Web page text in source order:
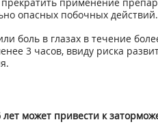
опасных побочных действий.
боль в глазах в течение
3 часов, ввиду риска
может привести к